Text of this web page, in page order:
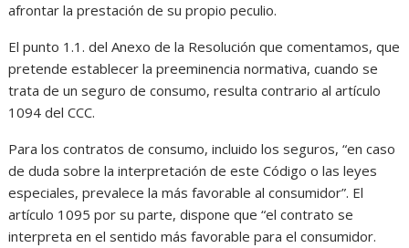
afrontar la prestación de su propio peculio.
El punto 1.1. del Anexo de la Resolución que comentamos, que
pretende establecer la preeminencia normativa, cuando se
trata de un seguro de consumo, resulta contrario al artículo
1094 del CCC.
Para los contratos de consumo, incluido los seguros, “en caso
de duda sobre la interpretación de este Código o las leyes
especiales, prevalece la más favorable al consumidor”. El
artículo 1095 por su parte, dispone que “el contrato se
interpreta en el sentido más favorable para el consumidor.